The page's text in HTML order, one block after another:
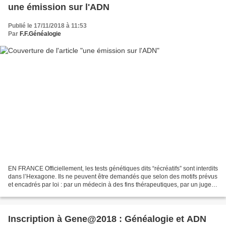
une émission sur l'ADN
Publié le 17/11/2018 à 11:53
Par F.F.Généalogie
EN FRANCE Officiellement, les tests génétiques dits “récréatifs” sont interdits
dans l’Hexagone. Ils ne peuvent être demandés que selon des motifs prévus
et encadrés par loi : par un médecin à des fins thérapeutiques, par un juge
Inscription à Gene@2018 : Généalogie et ADN